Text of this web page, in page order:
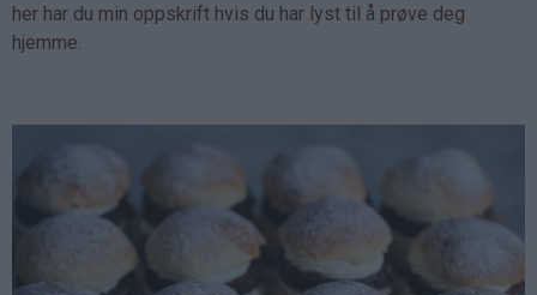
her har du min oppskrift hvis du har lyst til å prøve deg
hjemme.